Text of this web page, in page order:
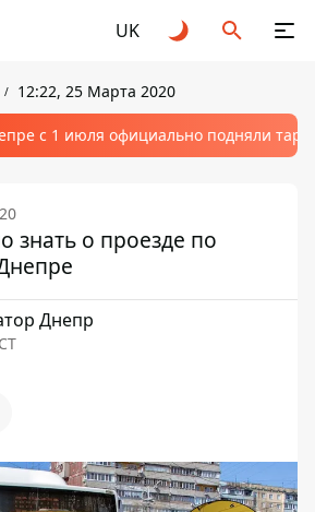
UK
12:22, 25 Марта 2020
с 1 июля официально подняли
знать о проезде по
Днепр